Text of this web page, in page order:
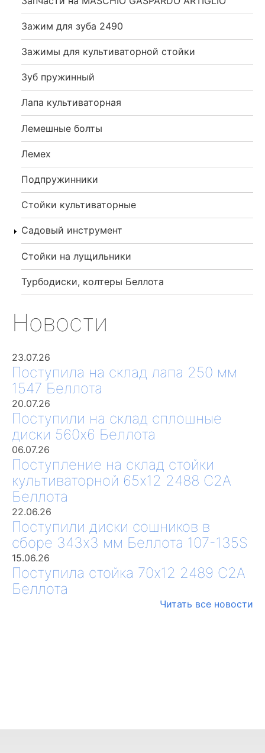
Зажим для зуба 2490
Зажимы для культиваторной стойки
Зуб пружинный
Лапа культиваторная
Лемешные болты
Лемех
Подпружинники
Стойки культиваторные
Садовый инструмент
Стойки на лущильники
Турбодиски, колтеры Беллота
Новости
23.07.26
Поступила на склад лапа 250 мм
1547 Беллота
20.07.26
Поступили на склад сплошные
диски 560х6 Беллота
06.07.26
Поступление на склад стойки
культиваторной 65х12 2488 С2А
Беллота
22.06.26
Поступили диски сошников в
сборе 343х3 мм Беллота 107-135S
15.06.26
Поступила стойка 70х12 2489 С2А
Беллота
Читать все новости